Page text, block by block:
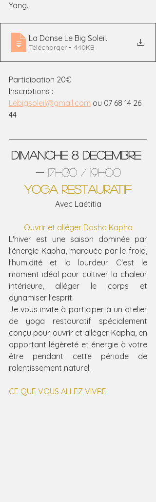
Yang.
La Danse Le Big Soleil.
Télécharger • 440KB
Participation 20€
Inscriptions :
Lebigsoleil@gmail.com ou 07 68 14 26
44
DIMANCHE 8 DECEMBRE
- 17h30 / 19h00
YOGA RESTAURATIF
Avec Laëtitia
Ouvrir et alléger Dosha Kapha
L'hiver est une saison dominée par
l'énergie Kapha, marquée par le froid,
l'humidité et la lourdeur. C'est le
moment idéal pour cultiver la chaleur
intérieure, alléger le corps et
dynamiser l'esprit.
Je vous invite à participer à un atelier
de yoga restauratif spécialement
conçu pour ouvrir et alléger Kapha, en
apportant légèreté et énergie à votre
être pendant cette période de
ralentissement naturel.
CE QUE VOUS ALLEZ VIVRE